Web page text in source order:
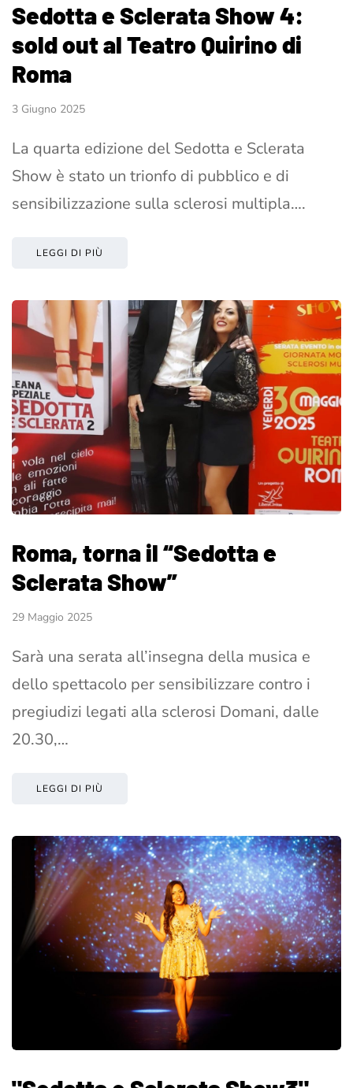
Sedotta e Sclerata Show 4:
sold out al Teatro Quirino di
Roma
3 Giugno 2025
La quarta edizione del Sedotta e Sclerata
Show è stato un trionfo di pubblico e di
sensibilizzazione sulla sclerosi multipla….
LEGGI DI PIÙ
Roma, torna il “Sedotta e
Sclerata Show”
29 Maggio 2025
Sarà una serata all’insegna della musica e
dello spettacolo per sensibilizzare contro i
pregiudizi legati alla sclerosi Domani, dalle
20.30,…
LEGGI DI PIÙ